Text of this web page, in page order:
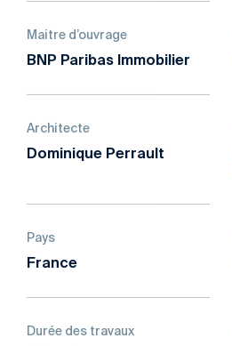
Maitre d’ouvrage
BNP Paribas Immobilier
Architecte
Dominique Perrault
Pays
France
Durée des travaux